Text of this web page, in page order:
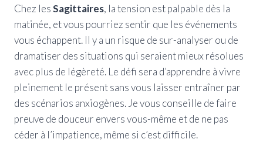
Chez lesSagittaires, la tension est palpable dès la
matinée, et vous pourriez sentir que les événements
vous échappent. Il y a un risque de sur-analyser ou de
dramatiser des situations qui seraient mieux résolues
avec plus de légèreté. Le défi sera d’apprendre à vivre
pleinement le présent sans vous laisser entraîner par
des scénarios anxiogènes. Je vous conseille de faire
preuve de douceur envers vous-même et de ne pas
céder à l’impatience, même si c’est difficile.